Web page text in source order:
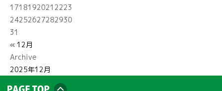
1718192021 2223
24252627282930
31
« 12月
Archive
2025年12月